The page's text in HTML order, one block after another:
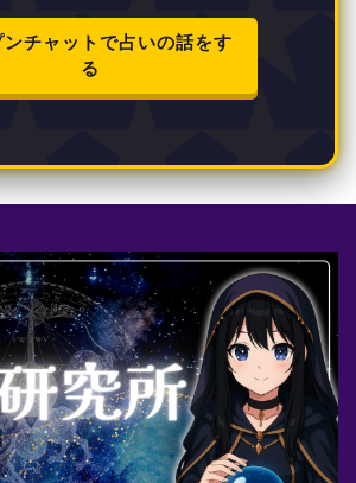
チャットで占いの話をす
る